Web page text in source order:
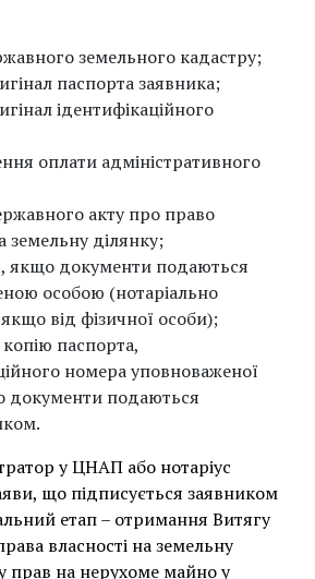
земельного кадастру;
паспорта заявника;
ідентифікаційного
оплати адміністративного
акту про право
земельну ділянку;
якщо документи подаються
особою (нотаріально
від фізичної особи);
копію паспорта,
номера уповноваженої
документи подаються
у ЦНАП або нотаріус
що підписується заявником
етап – отримання Витягу
власності на земельну
прав на нерухоме майно у